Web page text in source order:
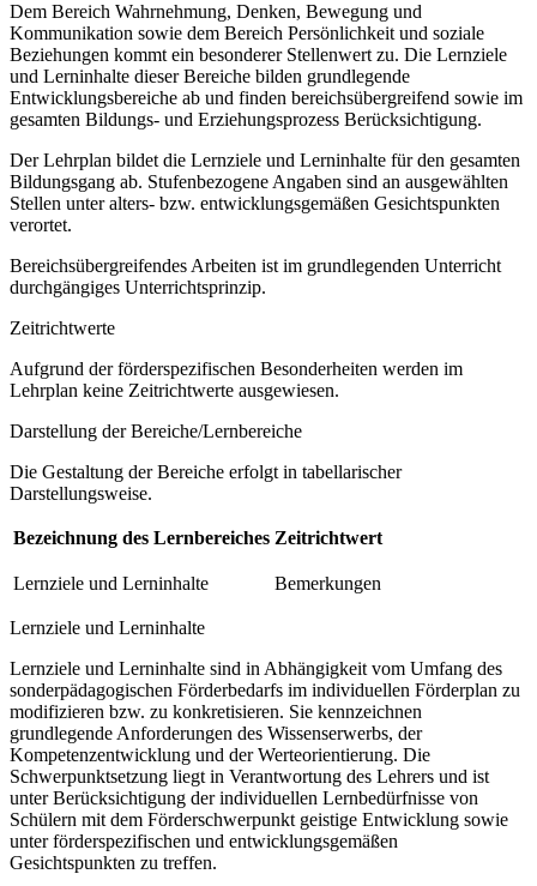
Dem Bereich Wahrnehmung, Denken, Bewegung und
Kommunikation sowie dem Bereich Persönlichkeit und soziale
Beziehungen kommt ein besonderer Stellenwert zu. Die Lernziele
und Lerninhalte dieser Bereiche bilden grundlegende
Entwicklungsbereiche ab und finden bereichsübergreifend sowie im
gesamten Bildungs- und Erziehungsprozess Berücksichtigung.
Der Lehrplan bildet die Lernziele und Lerninhalte für den gesamten
Bildungsgang ab. Stufenbezogene Angaben sind an ausgewählten
Stellen unter alters- bzw. entwicklungsgemäßen Gesichtspunkten
verortet.
Bereichsübergreifendes Arbeiten ist im grundlegenden Unterricht
durchgängiges Unterrichtsprinzip.
Zeitrichtwerte
Aufgrund der förderspezifischen Besonderheiten werden im
Lehrplan keine Zeitrichtwerte ausgewiesen.
Darstellung der Bereiche/Lernbereiche
Die Gestaltung der Bereiche erfolgt in tabellarischer
Darstellungsweise.
Bezeichnung des Lernbereiches Zeitrichtwert
Lernziele und Lerninhalte Bemerkungen
Lernziele und Lerninhalte
Lernziele und Lerninhalte sind in Abhängigkeit vom Umfang des
sonderpädagogischen Förderbedarfs im individuellen Förderplan zu
modifizieren bzw. zu konkretisieren. Sie kennzeichnen
grundlegende Anforderungen des Wissenserwerbs, der
Kompetenzentwicklung und der Werteorientierung. Die
Schwerpunktsetzung liegt in Verantwortung des Lehrers und ist
unter Berücksichtigung der individuellen Lernbedürfnisse von
Schülern mit dem Förderschwerpunkt geistige Entwicklung sowie
unter förderspezifischen und entwicklungsgemäßen
Gesichtspunkten zu treffen.